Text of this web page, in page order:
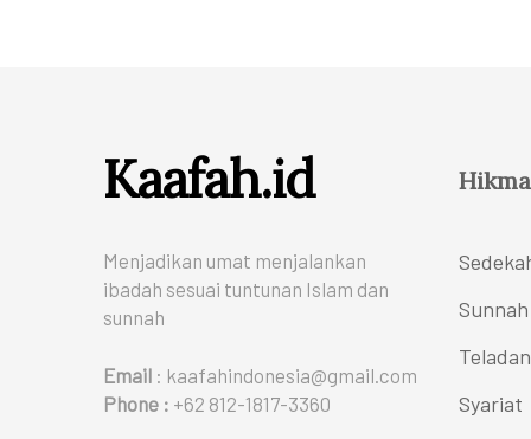
Kaafah.id
Menjadikan umat menjalankan
ibadah sesuai tuntunan Islam dan
sunnah
Email : kaafahindonesia@gmail.com
Phone : +62 812-1817-3360
Sunnah
Teladan
Syariat